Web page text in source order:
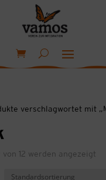
verschlagwortet mit
von 12 werden angezeigt